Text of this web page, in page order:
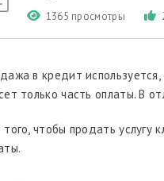
1365 просмотры
в кредит используется,
только часть оплаты. В
чтобы продать услугу